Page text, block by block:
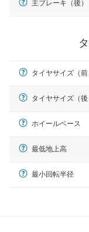
主ブレーキ（後）
タイヤサイズ（前
タイヤサイズ（後
ホイールベース
最低地上高
最小回転半径